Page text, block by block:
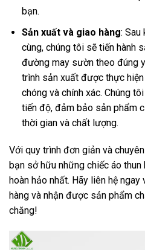
bạn.
Sản xuất và giao hàng: Sau
cùng, chúng tôi sẽ tiến hành
đường may sườn theo đúng
trình sản xuất được thực hiện
chóng và chính xác. Chúng
tiến độ, đảm bảo sản phẩm
thời gian và chất lượng.
Với quy trình đơn giản và
bạn sở hữu những chiếc áo
hoàn hảo nhất. Hãy liên hệ
hàng và nhận được sản phẩm
chăng!